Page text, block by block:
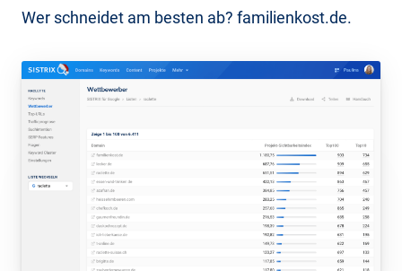
Wer schneidet am besten ab? familienkost.de.